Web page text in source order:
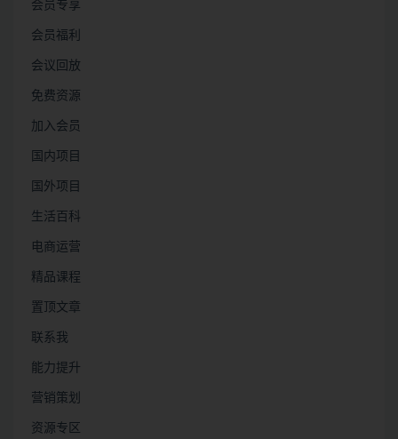
会员专享
会员福利
会议回放
免费资源
加入会员
国内项目
国外项目
生活百科
电商运营
精品课程
置顶文章
联系我
能力提升
营销策划
资源专区